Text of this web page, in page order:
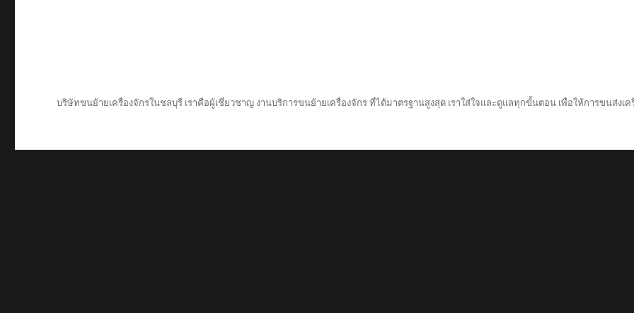
บริษัทขนย้ายเครื่องจักรในชลบุรี เราคือผู้เชี่ยวชาญ งานบริการขนย้ายเครื่องจักร ที่ได้มาตรฐานสูงสุด เราใส่ใจและดูแลทุกขั้นตอน เพื่อให้การขนส่งเค